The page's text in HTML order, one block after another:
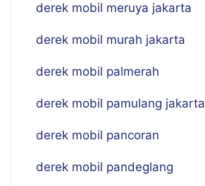
derek mobil meruya jakarta
derek mobil murah jakarta
derek mobil palmerah
derek mobil pamulang jakarta
derek mobil pancoran
derek mobil pandeglang